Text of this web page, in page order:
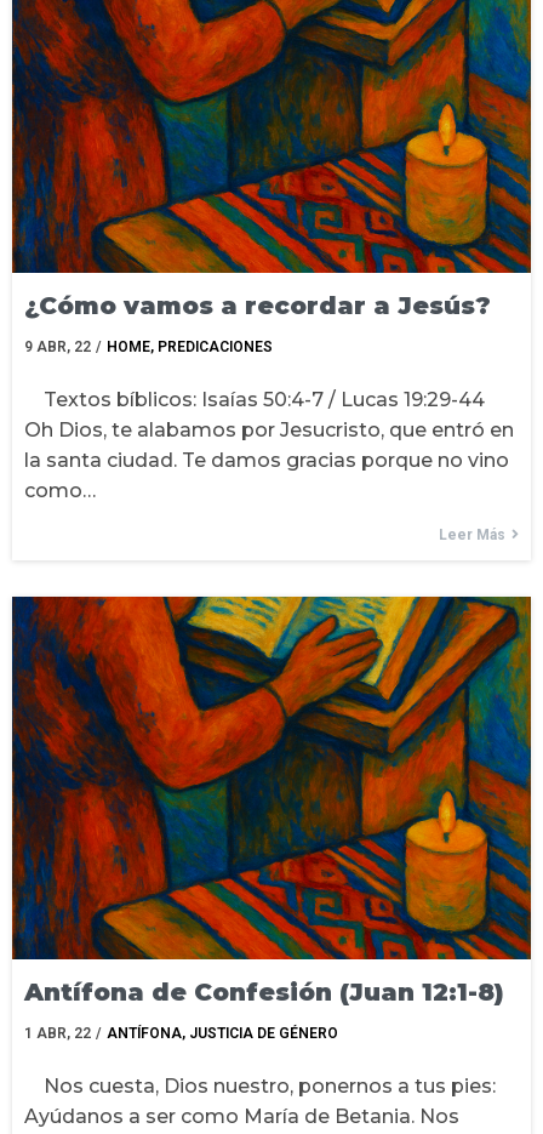
¿Cómo vamos a recordar a Jesús?
9 ABR, 22 / HOME PREDICACIONES
Textos bíblicos: Isaías 50:4-7 / Lucas 19:29-44
Oh Dios, te alabamos por Jesucristo, que entró en
la santa ciudad. Te damos gracias porque no vino
como…
Leer Más
Antífona de Confesión (Juan 12:1-8)
1 ABR, 22 / ANTÍFONA JUSTICIA DE GÉNERO
Nos cuesta, Dios nuestro, ponernos a tus pies:
Ayúdanos a ser como María de Betania. Nos